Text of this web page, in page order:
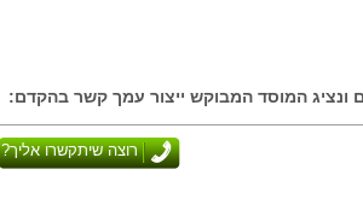
מוצר. אלו
קיים.
לצאת
להשמה
המוסד המבוקש ייצור עמך קשר בהקדם:
רוצה שיתקשרו אליך?